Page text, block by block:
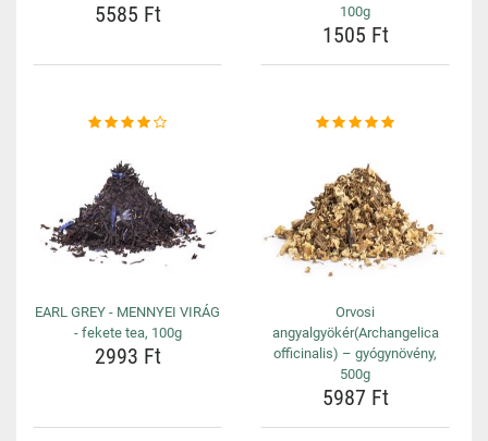
5585 Ft
100g
1505 Ft
EARL GREY - MENNYEI VIRÁG
- fekete tea, 100g
2993 Ft
Orvosi
angyalgyökér(Archangelica
officinalis) – gyógynövény,
500g
5987 Ft